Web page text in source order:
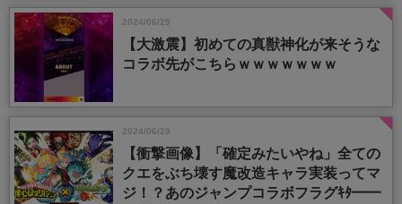
2024/06/29
【大激震】初めての真獣神化が来そうな
コラボ先がこちらｗｗｗｗｗｗｗ
2024/06/29
【衝撃画像】「確定みたいやね」全ての
クエをぶち壊す魔改造キャラ実装ってマ
ジ！？あのジャンプコラボフラグｷﾀ━━